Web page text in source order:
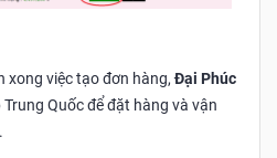
xong việc tạo đơn hàng,Đại Phúc
Trung Quốc để đặt hàng và vận